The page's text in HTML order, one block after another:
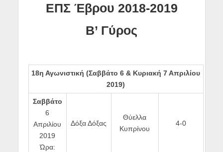
ΕΠΣ Έβρου 2018-2019
Β’ Γύρος
18η Αγωνιστική (Σαββάτο 6 & Κυριακή 7 Απριλίου
2019)
Σαββάτο
6
Απριλίου
2019
Ώρα:
Δόξα Δόξας
Θύελλα
Κυπρίνου
4-0